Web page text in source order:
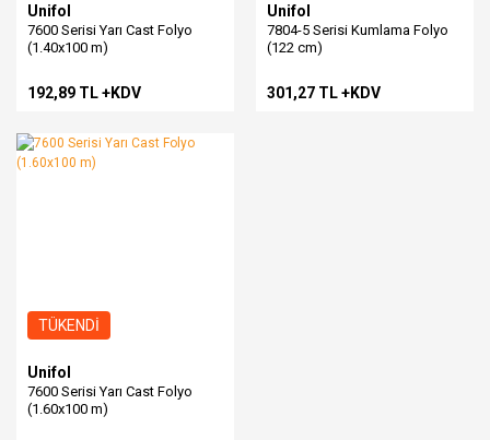
Unifol
7600 Serisi Yarı Cast Folyo
(1.40x100 m)
192,89 TL +KDV
Unifol
7804-5 Serisi Kumlama Folyo
(122 cm)
301,27 TL +KDV
TÜKENDİ
Unifol
7600 Serisi Yarı Cast Folyo
(1.60x100 m)